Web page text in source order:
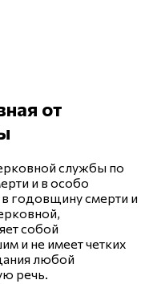
от
службы по
и в особо
в годовщину смерти и
собой
и не имеет четких
любой
речь.